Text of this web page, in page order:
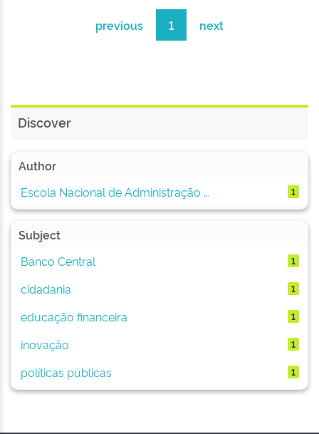
previous 1 next
Discover
Author
Escola Nacional de Administração ...
1
Subject
Banco Central
1
cidadania 1
educação financeira 1
inovação 1
políticas públicas 1